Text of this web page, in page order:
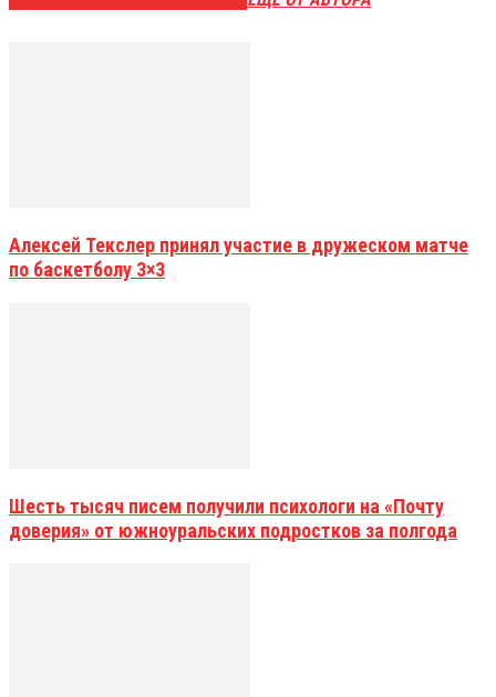
Алексей Текслер принял участие в дружеском матче
по баскетболу 3×3
Шесть тысяч писем получили психологи на «Почту
доверия» от южноуральских подростков за полгода